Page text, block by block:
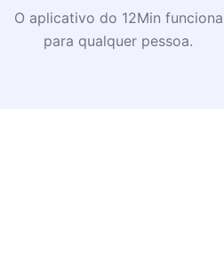
O aplicativo do 12Min funciona
para qualquer pessoa.